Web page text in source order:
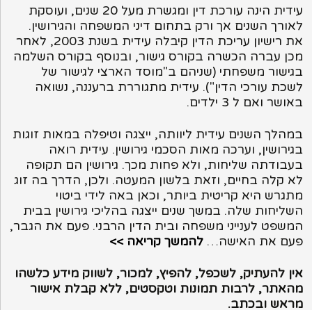
עידית הינה עורכת דין ומגשרת מעל 20 שנים, ועוסקת
לאורך השנים אך ורק בתחום דיני המשפחה והגירושין.
את רישיון עריכת הדין קיבלה עידית בשנת 2003, לאחר
מכן עברה הכשרה בקורס גישור, ובנוסף בקורס השלמה
בגישור משפחתי (שניהם ב"מוסד הארצי לגישור של
לשכת עורכי הדין"). עידית מתגוררת ברעננה, נשואה
באושר ואם ל 3 ילדים.
במהלך השנים עידית ליוותה, ייצגה וטיפלה במאות זוגות
בגירושין, וערכה מאות הסכמי גירושין. עידית רואה
בעבודתה שליחות, ולא פחות מכך. גירושין הם תקופה
לא קלה בחיים, וזאת בלשון המעטה. ולכן, הדרך בה זוג
מתגרש היא קריטית ביותר, וכאן באה לידי ביטוי
השליחות שלה. במשך שנים ייצגה בהליכי גירושין בבית
המשפט לענייני משפחה ובית הדין הרבני. פעם את הגבר,
פעם את האישה…להמשך קריאה >>
אין להעתיק, לשכפל, להפיץ, למכור, לשווק מידע כלשהו
מהאתר, לרבות תמונות וטקסטים, ללא קבלת אישור
מראש ובכתב.